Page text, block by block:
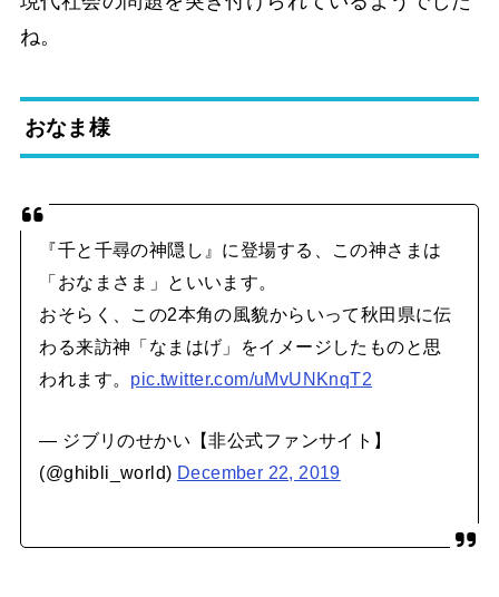
ね。
おなま様
『千と千尋の神隠し』に登場する、この神さまは
「おなまさま」といいます。
おそらく、この2本角の風貌からいって秋田県に伝
わる来訪神「なまはげ」をイメージしたものと思
われます。 pic.twitter.com/uMvUNKnqT2
— ジブリのせかい【非公式ファンサイト】
(@ghibli_world) December 22, 2019